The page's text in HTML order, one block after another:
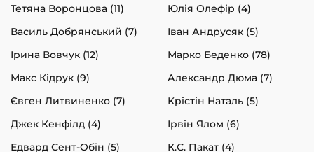
Тетяна Воронцова (11)
Юлія Олефір (4)
Василь Добрянський (7)
Іван Андрусяк (5)
Ірина Вовчук (12)
Марко Беденко (78)
Макс Кідрук (9)
Александр Дюма (7)
Євген Литвиненко (7)
Крістін Наталь (5)
Джек Кенфілд (4)
Ірвін Ялом (6)
Едвард Сент-Обін (5)
К.С. Пакат (4)